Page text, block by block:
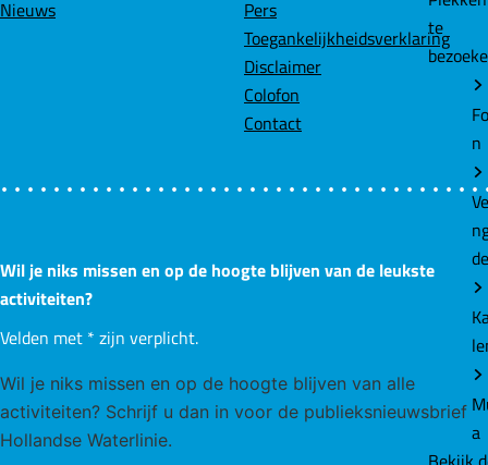
te
n
a
Nieuws
Pers
Toegankelijkheidsverklaring
Disclaimer
Colofon
Contact
Wil je niks missen en op de hoogte blijven van de leukste
activiteiten?
Velden met * zijn verplicht.
Wil je niks missen en op de hoogte blijven van alle
activiteiten? Schrijf u dan in voor de publieksnieuwsbrief
Hollandse Waterlinie.